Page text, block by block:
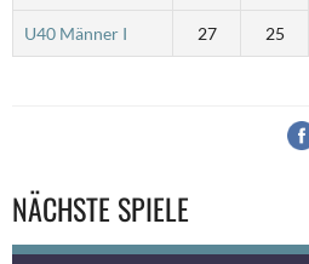
U40 Männer I 27 25
NÄCHSTE SPIELE